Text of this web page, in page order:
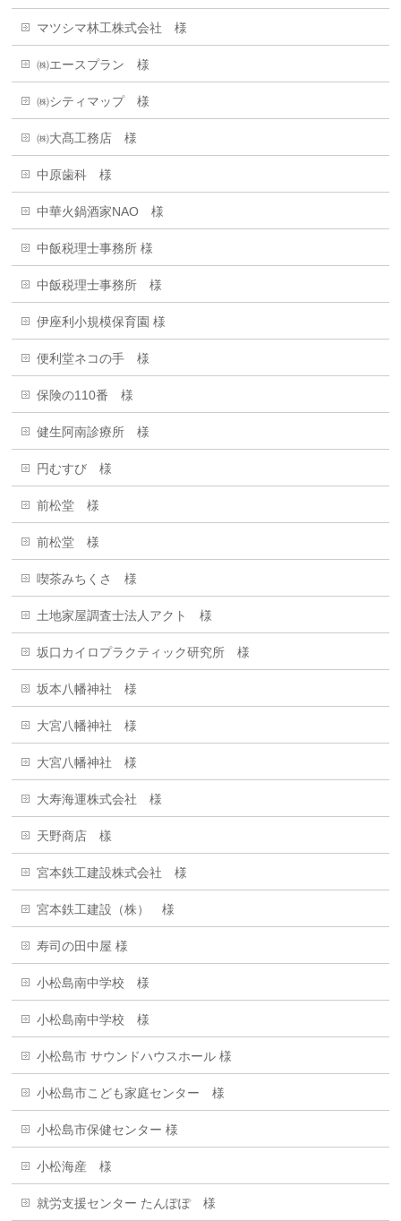
マツシマ林工株式会社 様
㈱エースプラン 様
㈱シティマップ 様
㈱大髙工務店 様
中原歯科 様
中華火鍋酒家NAO 様
中飯税理士事務所 様
中飯税理士事務所 様
伊座利小規模保育園 様
便利堂ネコの手 様
保険の110番 様
健生阿南診療所 様
円むすび 様
前松堂 様
前松堂 様
喫茶みちくさ 様
土地家屋調査士法人アクト 様
坂口カイロプラクティック研究所 様
坂本八幡神社 様
大宮八幡神社 様
大宮八幡神社 様
大寿海運株式会社 様
天野商店 樣
宮本鉄工建設株式会社 様
宮本鉄工建設（株） 様
寿司の田中屋 様
小松島南中学校 様
小松島南中学校 様
小松島市 サウンドハウスホール 様
小松島市こども家庭センター 様
小松島市保健センター 様
小松海産 様
就労支援センター たんぽぽ 様